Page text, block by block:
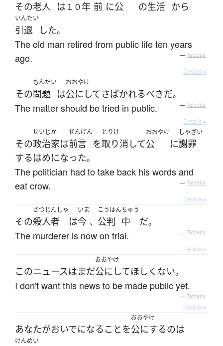
その老人 は １０年 前 に公 の生活 から
いんたい
引退 した。
The old man retired from public life ten years
ago.
— Tatoeba
Details ▸
その
もんだい
問題 は
おおやけ
公にしてさばかれるべきだ。
The matter should be tried in public. — Tatoeba
Details ▸
その
せいじか
政治家は
ぜんげん
前言 を
とりけ
取り消して
おおやけ
公 に
しゃざい
謝罪
するはめになった。
The politician had to take back his words and
eat crow.
— Tatoeba
Details ▸
その
さつじんしゃ
殺人者 は
いま
今 、
こうはん
公判
ちゅう
中 だ。
The murderer is now on trial. — Tatoeba
Details ▸
このニュースはまだ
おおやけ
公にしてほしくない。
I don't want this news to be made public yet.
— Tatoeba
Details ▸
あなたがおいでになる ことを
おおやけ
公にするのは
けんめい